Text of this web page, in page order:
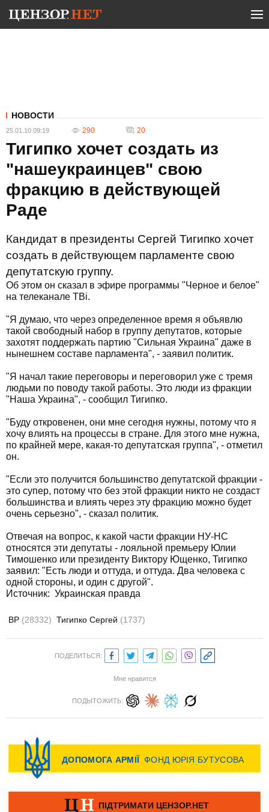
НОВОСТИ
25.01.10 09:19 290 20
Тигипко хочет создать из
"нашеукраинцев" свою
фракцию в действующей
Раде
Кандидат в президенты Сергей Тигипко хочет
создать в действующем парламенте свою
депутатскую группу.
Об этом он сказал в эфире программы "Черное и белое"
на телеканале ТВі.
"Я думаю, что через определенное время я объявлю
такой свободный набор в группу депутатов, которые
захотят поддержать партию "Сильная Украина" даже в
нынешнем составе парламента", - заявил политик.
"Я начал такие переговоры и переговорил уже с тремя
людьми по поводу такой работы. Это люди из фракции
"Наша Украина", - сообщил Тигипко.
"Буду откровенен, они мне сегодня нужны, потому что я
хочу влиять на процессы в стране. Для этого мне нужна,
по крайней мере, какая-то депутатская группа", - отметил
он.
"Если это получится большинство депутатской фракции -
это супер, потому что без этой фракции никто не создаст
большинства и влиять через эту фракцию можно будет
очень серьезно", - сказал политик.
Отвечая на вопрос, к какой части фракции НУ-НС
относятся эти депутаты - лояльной премьеру Юлии
Тимошенко или президенту Виктору Ющенко, Тигипко
заявил: "Есть люди и оттуда, и оттуда. Два человека с
одной стороны, и один с другой".
Источник: Украинская правда
ВР (28332) Тигипко Сергей (1737)
ПОДЕЛИТЬСЯ:
Мне нравится
ПОДЫТОЖИТЬ: